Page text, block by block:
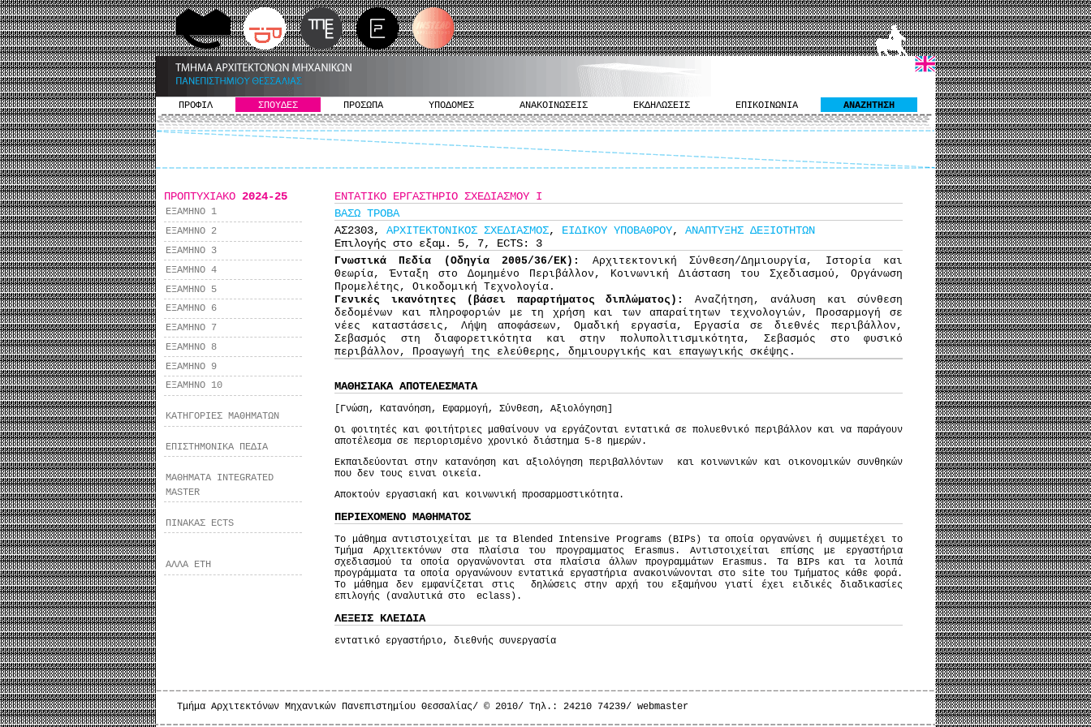
ΠΡΟΦΙΛ ΣΠΟΥΔΕΣ ΠΡΟΣΩΠΑ ΥΠΟΔΟΜΕΣ ΑΝΑΚΟΙΝΩΣΕΙΣ ΕΚΔΗΛΩΣΕΙΣ ΕΠΙΚΟΙΝΩΝΙΑ ΑΝΑΖΗΤΗΣΗ
ΠΡΟΠΤΥΧΙΑΚΟ 2024-25
ΕΞΑΜΗΝΟ 1
ΕΞΑΜΗΝΟ 2
ΕΞΑΜΗΝΟ 3
ΕΞΑΜΗΝΟ 4
ΕΞΑΜΗΝΟ 5
ΕΞΑΜΗΝΟ 6
ΕΞΑΜΗΝΟ 7
ΕΞΑΜΗΝΟ 8
ΕΞΑΜΗΝΟ 9
ΕΞΑΜΗΝΟ 10
ΚΑΤΗΓΟΡΙΕΣ ΜΑΘΗΜΑΤΩΝ
ΕΠΙΣΤΗΜΟΝΙΚΑ ΠΕΔΙΑ
ΜΑΘΗΜΑΤΑ INTEGRATED
MASTER
ΠΙΝΑΚΑΣ ECTS
ΑΛΛΑ ΕΤΗ
ΕΝΤΑΤΙΚΟ ΕΡΓΑΣΤΗΡΙΟ ΣΧΕΔΙΑΣΜΟΥ Ι
ΒΑΣΩ ΤΡΟΒΑ
ΑΣ2303, ΑΡΧΙΤΕΚΤΟΝΙΚΟΣ ΣΧΕΔΙΑΣΜΟΣ, ΕΙΔΙΚΟΥ ΥΠΟΒΑΘΡΟΥ, ΑΝΑΠΤΥΞΗΣ ΔΕΞΙΟΤΗΤΩΝ
Επιλογής στο εξαμ. 5, 7, ECTS: 3
Γνωστικά Πεδία (Οδηγία 2005/36/ΕΚ): Αρχιτεκτονική Σύνθεση/Δημιουργία, Ιστορία και
Θεωρία, Ένταξη στο Δομημένο Περιβάλλον, Κοινωνική Διάσταση του Σχεδιασμού, Οργάνωση
Προμελέτης, Οικοδομική Τεχνολογία.
Γενικές ικανότητες (βάσει παραρτήματος διπλώματος): Αναζήτηση, ανάλυση και σύνθεση
δεδομένων και πληροφοριών με τη χρήση και των απαραίτητων τεχνολογιών, Προσαρμογή σε
νέες καταστάσεις, Λήψη αποφάσεων, Ομαδική εργασία, Εργασία σε διεθνές περιβάλλον,
Σεβασμός στη διαφορετικότητα και στην πολυπολιτισμικότητα, Σεβασμός στο φυσικό
περιβάλλον, Προαγωγή της ελεύθερης, δημιουργικής και επαγωγικής σκέψης.
ΜΑΘΗΣΙΑΚΑ ΑΠΟΤΕΛΕΣΜΑΤΑ
[Γνώση, Κατανόηση, Εφαρμογή, Σύνθεση, Αξιολόγηση]
Οι φοιτητές και φοιτήτριες μαθαίνουν να εργάζονται εντατικά σε πολυεθνικό περιβάλλον και να παράγουν
αποτέλεσμα σε περιορισμένο χρονικό διάστημα 5-8 ημερών.
Εκπαιδεύονται στην κατανόηση και αξιολόγηση περιβαλλόντων και κοινωνικών και οικονομικών συνθηκών
που δεν τους ειναι οικεία.
Αποκτούν εργασιακή και κοινωνική προσαρμοστικότητα.
ΠΕΡΙΕΧΟΜΕΝΟ ΜΑΘΗΜΑΤΟΣ
Το μάθημα αντιστοιχείται με τα Blended Intensive Programs (BIPs) τα οποία οργανώνει ή συμμετέχει το
Τμήμα Αρχιτεκτόνων στα πλαίσια του προγραμματος Erasmus. Αντιστοιχείται επίσης με εργαστήρια
σχεδιασμού τα οποία οργανώνονται στα πλαίσια άλλων προγραμμάτων Erasmus. Τα BIPs και τα λοιπά
προγράμματα τα οποία οργανώνουν εντατικά εργαστήρια ανακοινώνονται στο site του Τμήματος κάθε φορά.
Το μάθημα δεν εμφανίζεται στις δηλώσεις στην αρχή του εξαμήνου γιατί έχει ειδικές διαδικασίες
επιλογής (αναλυτικά στο eclass).
ΛΕΞΕΙΣ ΚΛΕΙΔΙΑ
εντατικό εργαστήριο, διεθνής συνεργασία
Τμήμα Αρχιτεκτόνων Μηχανικών Πανεπιστημίου Θεσσαλίας/ © 2010/ Τηλ.: 24210 74239/ webmaster